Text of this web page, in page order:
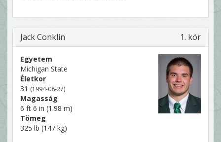
Jack Conklin 1. kör
Egyetem
Michigan State
Életkor
31 (1994-08-27)
Magasság
6 ft 6 in (1.98 m)
Tömeg
325 lb (147 kg)